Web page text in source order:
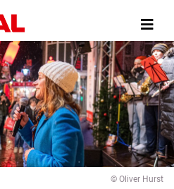
zum
Inhalt
© Oliver Hurst